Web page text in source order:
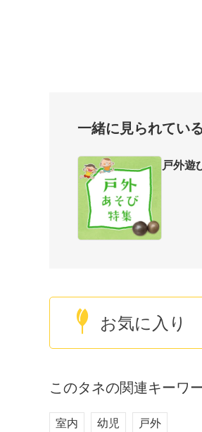
一緒に見られてい
戸外遊
お気に入り
このタネの関連キーワ
室内 幼児 戸外